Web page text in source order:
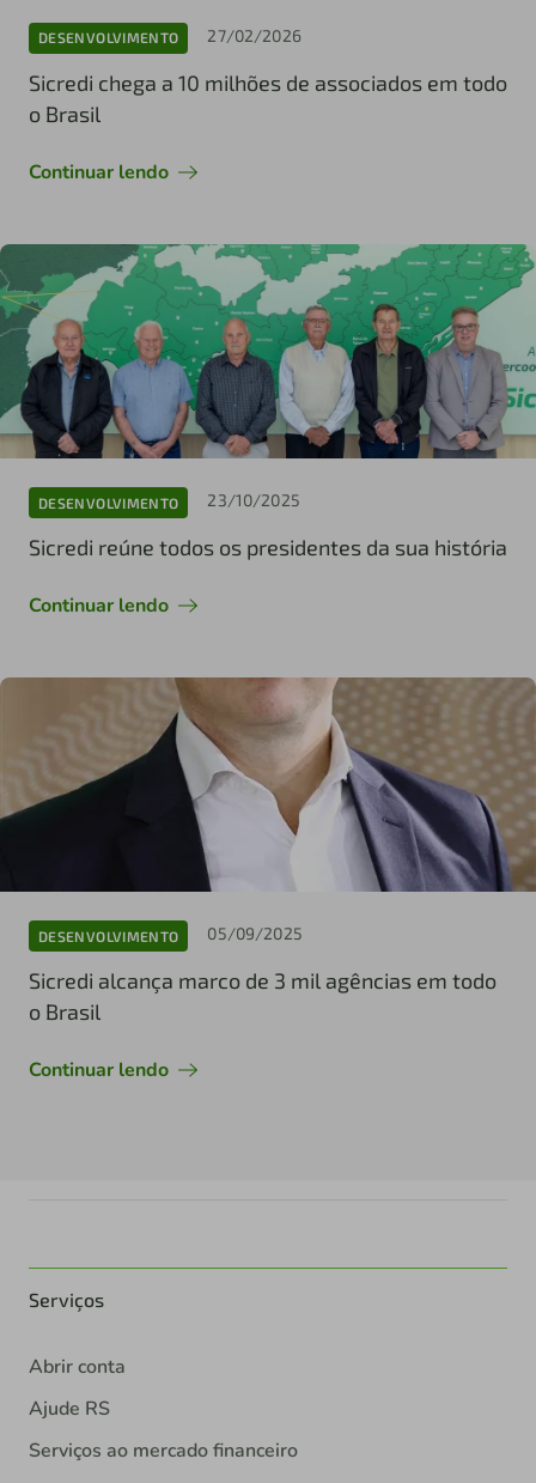
DESENVOLVIMENTO 27/02/2026
Sicredi chega a 10 milhões de associados em todo
o Brasil
Continuar lendo
DESENVOLVIMENTO 23/10/2025
Sicredi reúne todos os presidentes da sua história
Continuar lendo
DESENVOLVIMENTO 05/09/2025
Sicredi alcança marco de 3 mil agências em todo
o Brasil
Continuar lendo
Serviços
Abrir conta
Ajude RS
Serviços ao mercado financeiro